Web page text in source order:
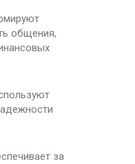
общения,
за